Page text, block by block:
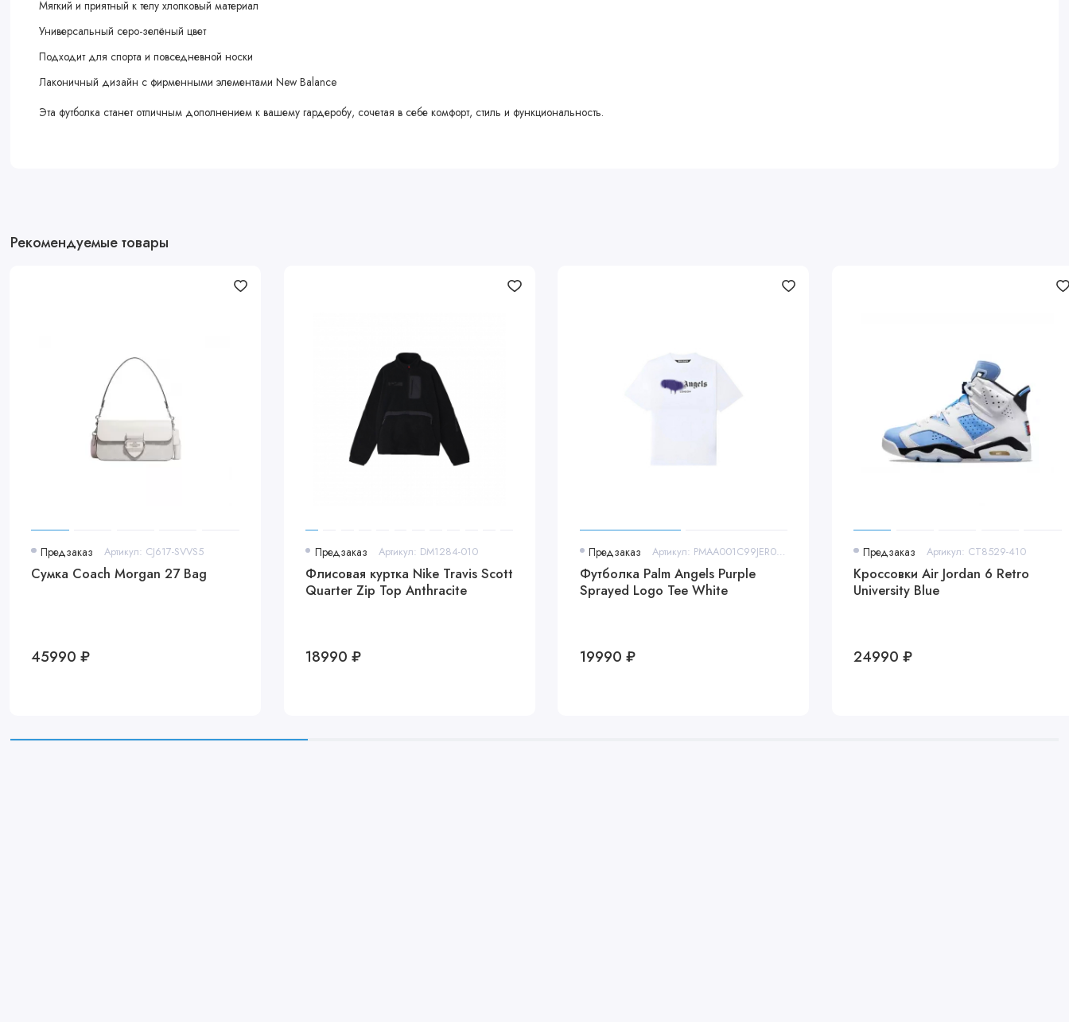
Мягкий и приятный к телу хлопковый материал
Универсальный серо-зелёный цвет
Подходит для спорта и повседневной носки
Лаконичный дизайн с фирменными элементами New Balance
Эта футболка станет отличным дополнением к вашему гардеробу, сочетая в себе комфорт, стиль и функциональность.
Рекомендуемые товары
Предзаказ Артикул: CJ617-SVVS5
Сумка Coach Morgan 27 Bag
45990 ₽
Предзаказ Артикул: DM1284-010
Флисовая куртка Nike Travis Scott
Quarter Zip Top Anthracite
18990 ₽
Предзаказ Артикул: PMAA001C99JER0040137
Футболка Palm Angels Purple
Sprayed Logo Tee White
19990 ₽
Предзаказ Артикул: CT8529-410
Кроссовки Air Jordan 6 Retro
University Blue
24990 ₽